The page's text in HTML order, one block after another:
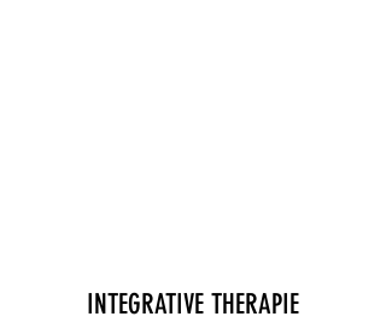
INTEGRATIVE THERAPIE